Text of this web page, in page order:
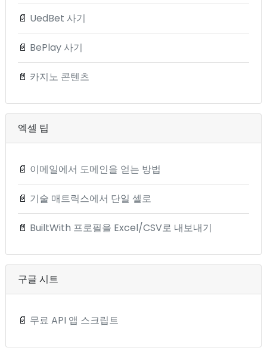
📄 UedBet 사기
📄 BePlay 사기
📄 카지노 콘텐츠
엑셀 팁
📄 이메일에서 도메인을 얻는 방법
📄 기술 매트릭스에서 단일 셀로
📄 BuiltWith 프로필을 Excel/CSV로 내보내기
구글 시트
📄 무료 API 앱 스크립트